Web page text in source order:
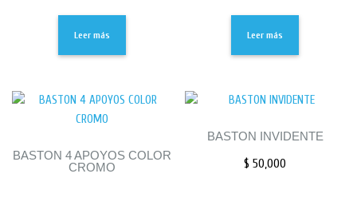
Leer más Leer más
BASTON 4 APOYOS COLOR
CROMO
BASTON INVIDENTE
$ 50,000